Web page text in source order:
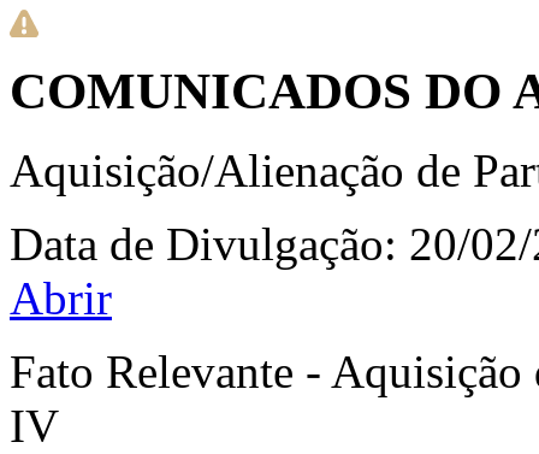
COMUNICADOS DO
Aquisição/Alienação de
Data de Divulgação: 20/
Abrir
Fato Relevante -
IV